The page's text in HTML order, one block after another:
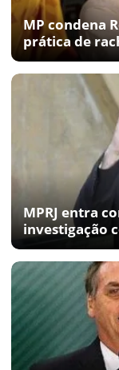
MP condena
prática de
MPRJ entra
investigação